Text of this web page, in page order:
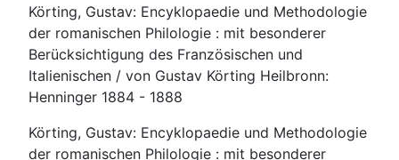
Körting, Gustav: Encyklopaedie und Methodologie
der romanischen Philologie : mit besonderer
Berücksichtigung des Französischen und
Italienischen / von Gustav Körting Heilbronn:
Henninger 1884 - 1888
Körting, Gustav: Encyklopaedie und Methodologie
der romanischen Philologie : mit besonderer